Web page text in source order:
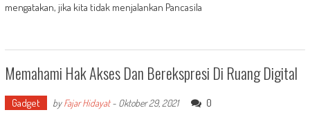
mengatakan, jika kita tidak menjalankan Pancasila
Memahami Hak Akses Dan Berekspresi Di Ruang Digital
Gadget byFajar Hidayat- Oktober 29, 2021 0